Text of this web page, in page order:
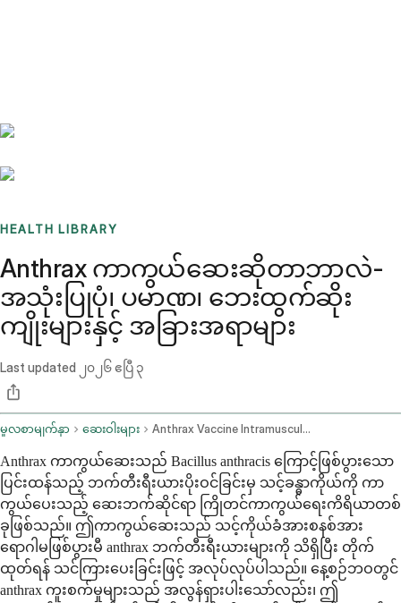
HEALTH LIBRARY
Anthrax ကာကွယ်ဆေးဆိုတာဘာလဲ-
အသုံးပြုပုံ၊ ပမာဏ၊ ဘေးထွက်ဆိုး
ကျိုးများနှင့် အခြားအရာများ
Last updated ၂၀၂၆ ဧပြီ ၃
မူလစာမျက်နှာ ဆေးဝါးများ Anthrax Vaccine Intramuscular Route Subcutaneous Route
Anthrax ကာကွယ်ဆေးသည် Bacillus anthracis ကြောင့်ဖြစ်ပွားသော
ပြင်းထန်သည့် ဘက်တီးရီးယားပိုးဝင်ခြင်းမှ သင့်ခန္ဓာကိုယ်ကို ကာ
ကွယ်ပေးသည့် ဆေးဘက်ဆိုင်ရာ ကြိုတင်ကာကွယ်ရေးကိရိယာတစ်
ခုဖြစ်သည်။ ဤကာကွယ်ဆေးသည် သင့်ကိုယ်ခံအားစနစ်အား
ရောဂါမဖြစ်ပွားမီ anthrax ဘက်တီးရီးယားများကို သိရှိပြီး တိုက်
ထုတ်ရန် သင်ကြားပေးခြင်းဖြင့် အလုပ်လုပ်ပါသည်။ နေ့စဉ်ဘဝတွင်
anthrax ကူးစက်မှုများသည် အလွန်ရှားပါးသော်လည်း၊ ဤ